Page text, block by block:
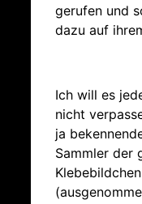
gerufen und
dazu auf
Ich will es
nicht
ja
Sammler der
Klebebildchen